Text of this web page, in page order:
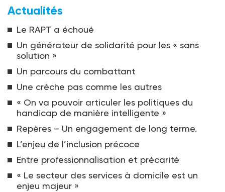
Actualités
Le RAPT a échoué
Un générateur de solidarité pour les « sans
solution »
Un parcours du combattant
Une crèche pas comme les autres
« On va pouvoir articuler les politiques du
handicap de manière intelligente »
Repères – Un engagement de long terme.
L’enjeu de l’inclusion précoce
Entre professionnalisation et précarité
« Le secteur des services à domicile est un
enjeu majeur »